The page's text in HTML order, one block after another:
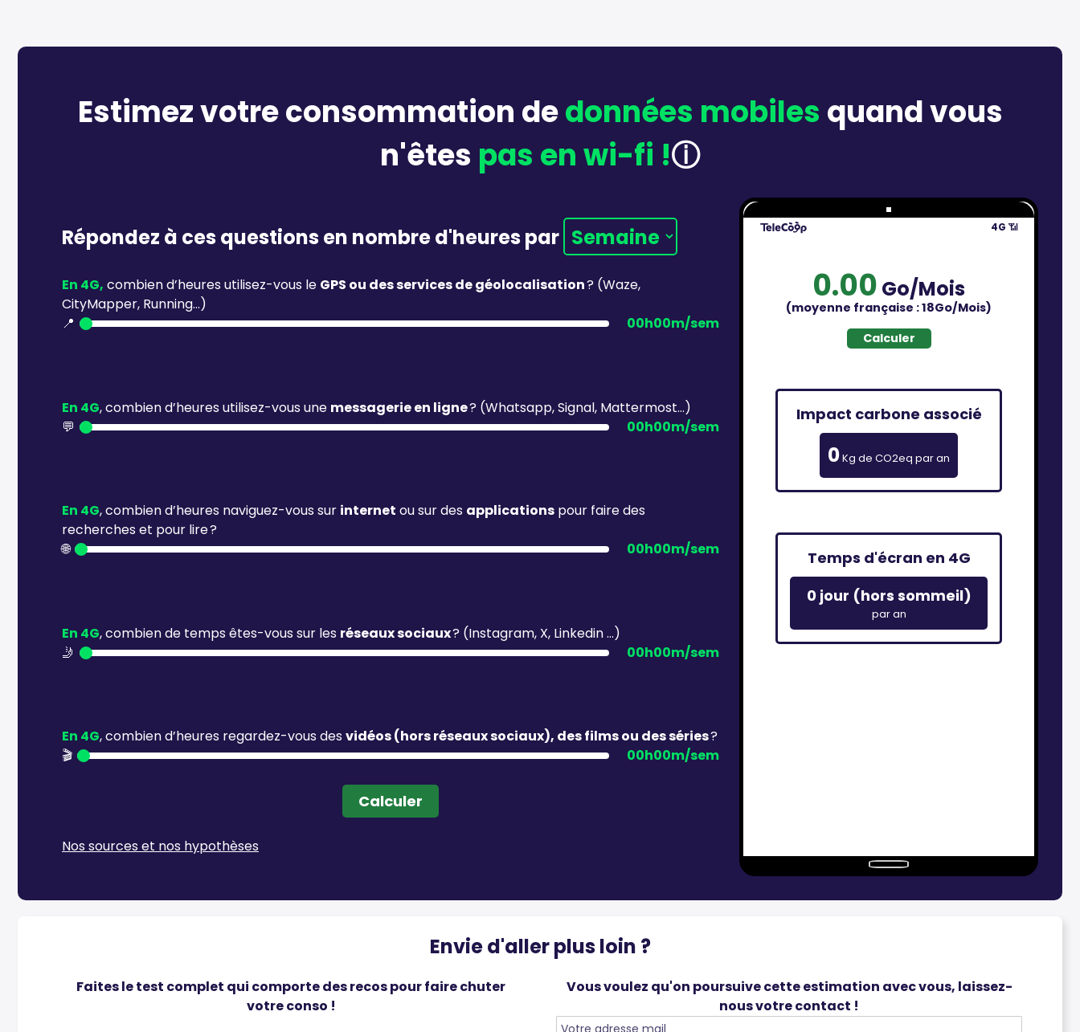
Estimez votre consommation dedonnées mobiles quand vous
n'êtes pas en wi-fi !ⓘ
Répondez à ces questions en nombre d'heures par
En 4G, combien d’heures utilisez-vous le GPS ou des services de géolocalisation? (Waze,
CityMapper, Running…)
📍
00h00m/sem
En 4G, combien d’heures utilisez-vous une messagerie en ligne? (Whatsapp, Signal, Mattermost…)
💬
00h00m/sem
En 4G, combien d’heures naviguez-vous sur internet ou sur des applications pour faire des
recherches et pour lire ?
🌐
00h00m/sem
En 4G, combien de temps êtes-vous sur les réseaux sociaux? (Instagram, X, Linkedin …)
🤳
00h00m/sem
En 4G, combien d’heures regardez-vous des vidéos (hors réseaux sociaux), des films ou des séries?
🎬
00h00m/sem
Calculer
Nos sources et nos hypothèses
4G 📶
0.00 Go/Mois
(moyenne française :18Go/Mois)
Calculer
Impact carbone associé
0Kg de CO2eq par an
Temps d'écran en 4G
0 jour (hors sommeil)
par an
Envie d'aller plus loin ?
Faites le test complet qui comporte des recos pour faire chuter
votre conso !
Vous voulez qu'on poursuive cette estimation avec vous, laissez-
nous votre contact !